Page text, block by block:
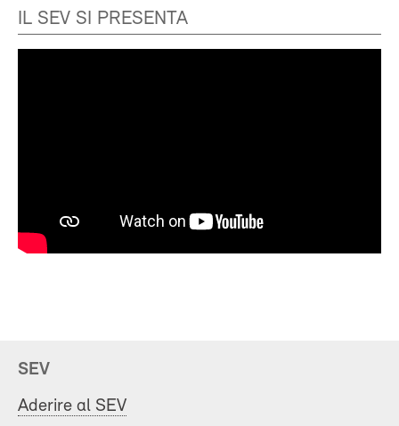
IL SEV SI PRESENTA
SEV
Aderire al SEV